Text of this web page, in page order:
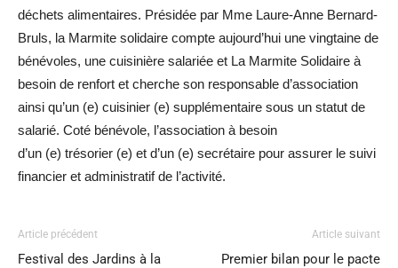
déchets alimentaires. Présidée par Mme Laure-Anne Bernard-
Bruls, la Marmite solidaire compte aujourd’hui une vingtaine de
bénévoles, une cuisinière salariée et La Marmite Solidaire à
besoin de renfort et cherche son responsable d’association
ainsi qu’un (e) cuisinier (e) supplémentaire sous un statut de
salarié. Coté bénévole, l’association à besoin
d’un (e) trésorier (e) et d’un (e) secrétaire pour assurer le suivi
financier et administratif de l’activité.
Article précédent
Festival des Jardins à la
Article suivant
Premier bilan pour le pacte